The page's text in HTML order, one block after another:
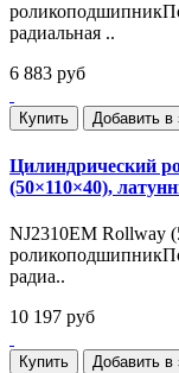
радиальная ..
6 883 руб
Купить Добавить в
Цилиндрический
(50×110×40),
NJ2310EM Rollway
радиа..
10 197 руб
Купить Добавить в